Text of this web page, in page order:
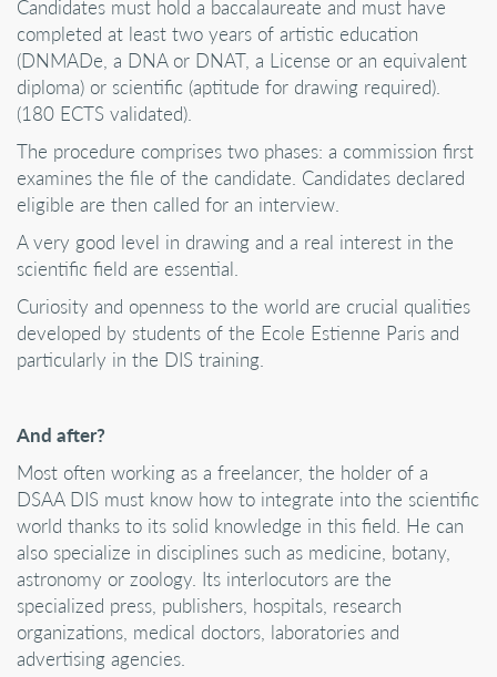
Candidates must hold a baccalaureate and must have
completed at least two years of artistic education
(DNMADe, a DNA or DNAT, a License or an equivalent
diploma) or scientific (aptitude for drawing required).
(180 ECTS validated).
The procedure comprises two phases: a commission first
examines the file of the candidate. Candidates declared
eligible are then called for an interview.
A very good level in drawing and a real interest in the
scientific field are essential.
Curiosity and openness to the world are crucial qualities
developed by students of the Ecole Estienne Paris and
particularly in the DIS training.
And after?
Most often working as a freelancer, the holder of a
DSAA DIS must know how to integrate into the scientific
world thanks to its solid knowledge in this field. He can
also specialize in disciplines such as medicine, botany,
astronomy or zoology. Its interlocutors are the
specialized press, publishers, hospitals, research
organizations, medical doctors, laboratories and
advertising agencies.